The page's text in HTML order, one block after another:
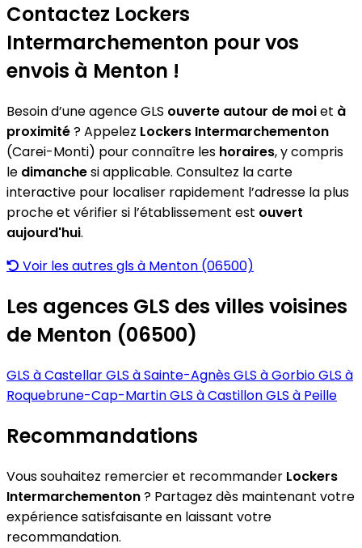
Contactez Lockers
Intermarchementon pour vos
envois à Menton !
Besoin d’une agence GLS ouverte autour de moiet à
proximité? Appelez Lockers Intermarchementon
(Carei-Monti) pour connaître les horaires, y compris
le dimanchesi applicable. Consultez la carte
interactive pour localiser rapidement l’adresse la plus
proche et vérifier si l’établissement est ouvert
aujourd'hui.
Voir les autres gls à Menton (06500)
Les agences GLS des villes voisines
de Menton (06500)
GLS à CastellarGLS à Sainte-AgnèsGLS à GorbioGLS à
Roquebrune-Cap-MartinGLS à CastillonGLS à Peille
Recommandations
Vous souhaitez remercier et recommander Lockers
Intermarchementon? Partagez dès maintenant votre
expérience satisfaisante en laissant votre
recommandation.